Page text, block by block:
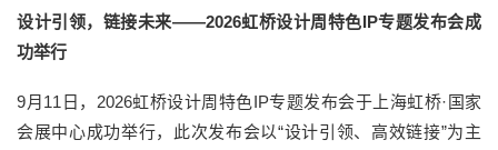
设计引领，链接未来——2026虹桥设计周特色IP专题发布会成
功举行
9月11日，2026虹桥设计周特色IP专题发布会于上海虹桥·国家
会展中心成功举行，此次发布会以“设计引领、高效链接”为主